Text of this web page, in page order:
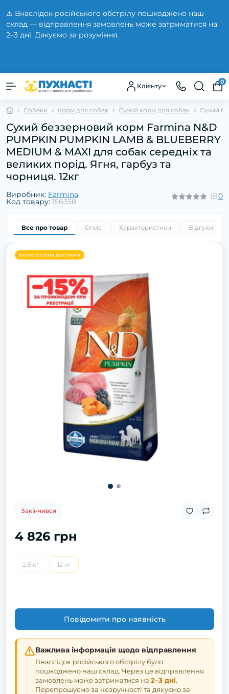
⚠️ Внаслідок російського обстрілу пошкоджено наш
склад — відправлення замовлень може затриматися на
2–3 дні. Дякуємо за розуміння.
Клієнту
0
Собаки Корм для собак Сухий корм для собак Сухий
Сухий беззерновий корм Farmina N&D
PUMPKIN PUMPKIN LAMB & BLUEBERRY
MEDIUM & MAXI для собак середніх та
великих порід. Ягня, гарбуз та
чорниця. 12кг
Виробник: Farmina
Код товару: 156358
0
Все про товар Опис Характеристики Відгуки
Безкоштовна доставка
Закінчився
4 826 грн
2,5 кг 12 кг
Повідомити про наявність
Важлива інформація щодо відправлення
Внаслідок російського обстрілу було
пошкоджено наш склад. Через це відправлення
замовлень може затриматися на 2–3 дні.
Перепрошуємо за незручності та дякуємо за